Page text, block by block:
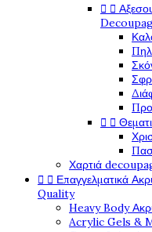
 
 
Χαρτιά
  Επαγγελματικά
Quality
Heavy Body
Acrylic Gels &